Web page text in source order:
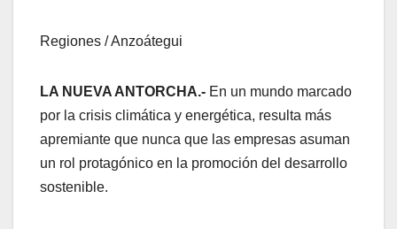
Regiones / Anzoátegui
LA NUEVA ANTORCHA.- En un mundo marcado
por la crisis climática y energética, resulta más
apremiante que nunca que las empresas asuman
un rol protagónico en la promoción del desarrollo
sostenible.